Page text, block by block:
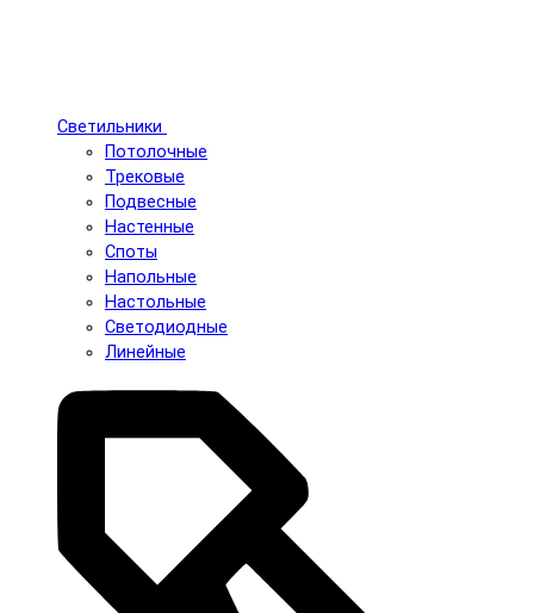
Светильники
Потолочные
Трековые
Подвесные
Настенные
Споты
Напольные
Настольные
Светодиодные
Линейные